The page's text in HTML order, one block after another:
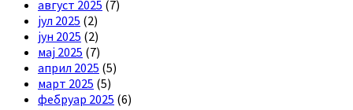
август 2025 (7)
јул 2025 (2)
јун 2025 (2)
мај 2025 (7)
април 2025 (5)
март 2025 (5)
фебруар 2025 (6)